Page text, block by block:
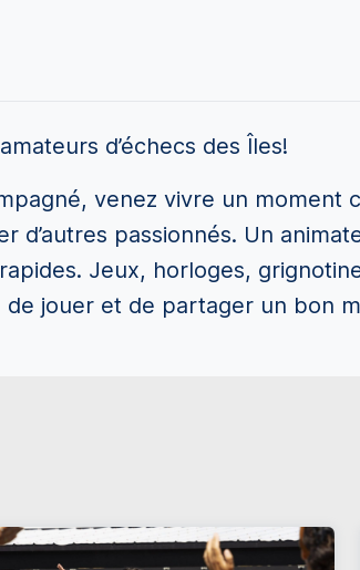
d’échecs des Îles!
venez vivre un moment
passionnés. Un
Jeux, horloges,
de jouer et de partager un bon